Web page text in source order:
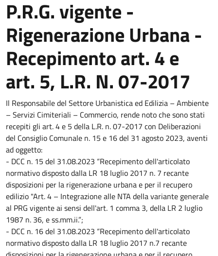
P.R.G. vigente -
Rigenerazione Urbana -
Recepimento art. 4 e
art. 5, L.R. N. 07-2017
Il Responsabile del Settore Urbanistica ed Edilizia – Ambiente
– Servizi Cimiteriali – Commercio, rende noto che sono stati
recepiti gli art. 4 e 5 della L.R. n. 07-2017 con Deliberazioni
del Consiglio Comunale n. 15 e 16 del 31 agosto 2023, aventi
ad oggetto:
- DCC n. 15 del 31.08.2023 “Recepimento dell'articolato
normativo disposto dalla LR 18 luglio 2017 n. 7 recante
disposizioni per la rigenerazione urbana e per il recupero
edilizio "Art. 4 – Integrazione alle NTA della variante generale
al PRG vigente ai sensi dell'art. 1 comma 3, della LR 2 luglio
1987 n. 36, e ss.mm.ii.”;
- DCC n. 16 del 31.08.2023 “Recepimento dell'articolato
normativo disposto dalla LR 18 luglio 2017 n.7 recante